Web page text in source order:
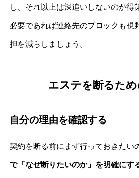
し、それ以上は深追いしないのが得
必要であれば連絡先のブロックも視
担を減らしましょう。
エステを断るた
自分の理由を確認する
契約を断る前にまず行っておきたい
で「なぜ断りたいのか」を明確にす